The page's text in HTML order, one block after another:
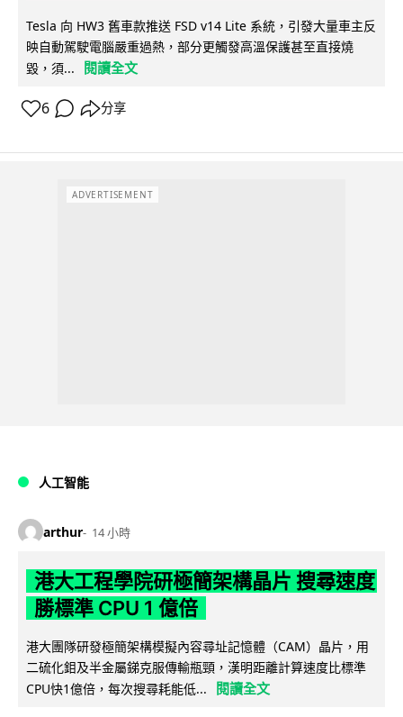
Tesla 向 HW3 舊車款推送 FSD v14 Lite 系統，引發大量車主反
映自動駕駛電腦嚴重過熱，部分更觸發高溫保護甚至直接燒
毀，須...
閱讀全文
6 分享
ADVERTISEMENT
人工智能
arthur 14 小時
港大工程學院研極簡架構晶片 搜尋速度
勝標準 CPU 1 億倍
港大團隊研發極簡架構模擬內容尋址記憶體（CAM）晶片，用
二硫化鉬及半金屬銻克服傳輸瓶頸，漢明距離計算速度比標準
CPU快1億倍，每次搜尋耗能低...
閱讀全文